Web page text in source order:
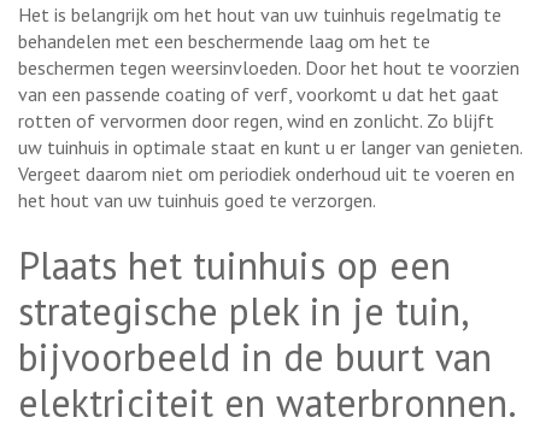
Het is belangrijk om het hout van uw tuinhuis regelmatig te
behandelen met een beschermende laag om het te
beschermen tegen weersinvloeden. Door het hout te voorzien
van een passende coating of verf, voorkomt u dat het gaat
rotten of vervormen door regen, wind en zonlicht. Zo blijft
uw tuinhuis in optimale staat en kunt u er langer van genieten.
Vergeet daarom niet om periodiek onderhoud uit te voeren en
het hout van uw tuinhuis goed te verzorgen.
Plaats het tuinhuis op een
strategische plek in je tuin,
bijvoorbeeld in de buurt van
elektriciteit en waterbronnen.